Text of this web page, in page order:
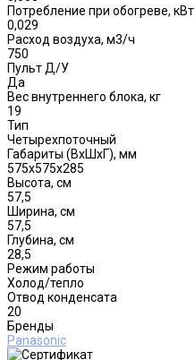
Потребление при обогреве, кВт
0,029
Расход воздуха, м3/ч
750
Пульт Д/У
Да
Вес внутреннего блока, кг
19
Тип
Четырехпоточный
Габариты (ВxШxГ), мм
575х575х285
Высота, см
57,5
Ширина, см
57,5
Глубина, см
28,5
Режим работы
Холод/тепло
Отвод конденсата
20
Бренды
Panasonic